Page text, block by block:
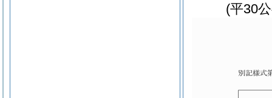
(平30